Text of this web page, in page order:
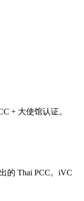
+ 大使馆认证。
的 Thai PCC。iVC